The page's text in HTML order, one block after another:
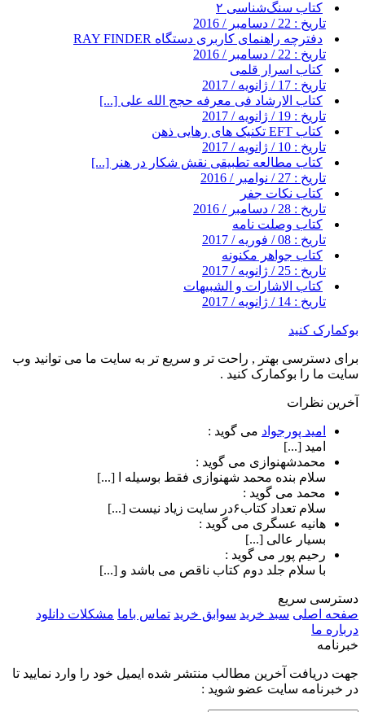
کتاب سنگ‌شناسی ۲
تاریخ : 22 / دسامبر / 2016
دفترچه راهنمای کاربری دستگاه RAY FINDER
تاریخ : 22 / دسامبر / 2016
کتاب اسرار قلمی
تاریخ : 17 / ژانویه / 2017
کتاب الارشاد فی معرفه حجج الله علی [...]
تاریخ : 19 / ژانویه / 2017
کتاب EFT تکنیک های رهایی ذهن
تاریخ : 10 / ژانویه / 2017
کتاب مطالعه تطبیقی نقش شکار در هنر [...]
تاریخ : 27 / نوامبر / 2016
کتاب نکات جفر
تاریخ : 28 / دسامبر / 2016
کتاب وصلت نامه
تاریخ : 08 / فوریه / 2017
کتاب جواهر مکنونه
تاریخ : 25 / ژانویه / 2017
کتاب الاشارات و الشبیهات
تاریخ : 14 / ژانویه / 2017
بوکمارک کنید
برای دسترسی بهتر , راحت تر و سریع تر به سایت ما می توانید وب
سایت ما را بوکمارک کنید .
آخرین نظرات
امید پورجواد می گوید :
امید [...]
محمدشهنوازی می گوید :
سلام بنده محمد شهنوازی فقط بوسیله ا [...]
محمد می گوید :
سلام تعداد کتاب۶در سایت زیاد نیست [...]
هانیه عسگری می گوید :
بسیار عالی [...]
رحیم پور می گوید :
با سلام جلد دوم کتاب ناقص می باشد و [...]
دسترسی سریع
صفحه اصلی سبد خرید سوابق خرید تماس باما مشکلات دانلود
درباره ما
خبرنامه
جهت دریافت آخرین مطالب منتشر شده ایمیل خود را وارد نمایید تا
در خبرنامه سایت عضو شوید :